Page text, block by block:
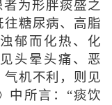
为形胖痰盛之
糖尿病、高脂
郁而化热、化
头晕头痛、恶
机不利，则见
中所言：“痰饮